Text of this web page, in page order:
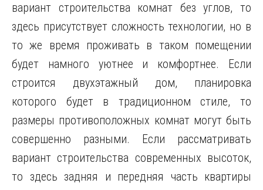
вариант строительства комнат без углов, то
здесь присутствует сложность технологии, но в
то же время проживать в таком помещении
будет намного уютнее и комфортнее. Если
строится двухэтажный дом, планировка
которого будет в традиционном стиле, то
размеры противоположных комнат могут быть
совершенно разными. Если рассматривать
вариант строительства современных высоток,
то здесь задняя и передняя часть квартиры